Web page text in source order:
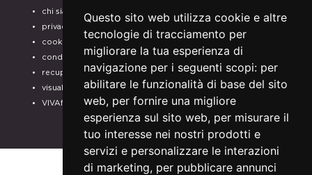
Questo sito web utilizza cookie e altre
tecnologie di tracciamento per
migliorare la tua esperienza di
navigazione per i seguenti scopi: per
abilitare le funzionalità di base del sito
web, per fornire una migliore
esperienza sul sito web, per misurare il
tuo interesse nei nostri prodotti e
servizi e personalizzare le interazioni
di marketing, per pubblicare annunci
chi siamo
privacy
cookie
condizioni generali
recupero prenotazioni
visualizza ricevuta
VIVAforVoucher
modalità di pagamento
assistenza
odr
fatturazione elettronica
SCEGLI GLI SPETTACOLI
PER IL TUO
ABBONAMENTO